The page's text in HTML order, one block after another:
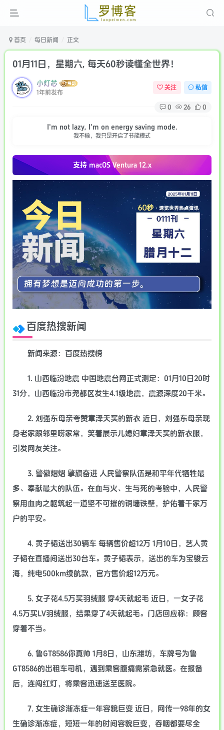
首页 每日新闻 正文
01月11日，星期六, 每天60秒读懂全世界！
小灯芯
1年前发布
关注 私信
0 26 0
I'm not lazy, I'm on energy saving mode.
我不懒，我只是开启了节能模式
支持 macOSVentura 12.x
百度热搜新闻
新闻来源：百度热搜榜
1. 山西临汾地震 中国地震台网正式测定：01月10日20时
31分，山西临汾市尧都区发生4.1级地震，震源深度20千米。
2. 刘强东母亲夸赞章泽天买的新衣 近日，刘强东母亲现
身老家跟邻里唠家常，笑着展示儿媳妇章泽天买的新衣服，
引发网友关注。
3. 警徽熠熠 擎旗奋进 人民警察队伍是和平年代牺牲最
多、奉献最大的队伍。在血与火、生与死的考验中，人民警
察用血肉之躯筑起一道坚不可摧的铜墙铁壁，护佑着千家万
户的平安。
4. 黄子韬送出30辆车 每辆售价超12万 1月10日，艺人黄
子韬在直播间送出30台车。黄子韬表示，送出的车为宝骏云
海，纯电500km续航款，官方售价超12万元。
5. 女子花4.5万买羽绒服 穿4天就起毛 近日，一女子花
4.5万买LV羽绒服，结果穿了4天就起毛。门店回应称：顾客
穿着不当。
6. 鲁GT8586你真帅 1月8日，山东潍坊，车牌号为鲁
GT8586的出租车司机，遇到乘客腹痛需紧急就医。在报备
后，连闯红灯，将乘客迅速送至医院。
7. 女生确诊渐冻症一年容貌巨变 近日，网传一98年的女
生确诊渐冻症，短短一年的时间容貌巨变，吞咽都要尽全